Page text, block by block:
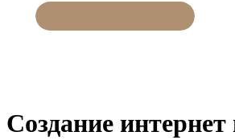
Создание интернет